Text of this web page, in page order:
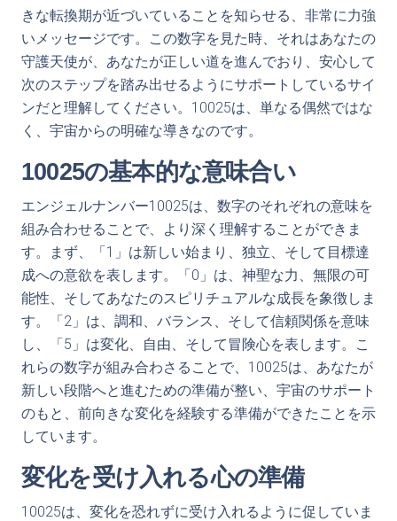
きな転換期が近づいていることを知らせる、非常に力強
いメッセージです。この数字を見た時、それはあなたの
守護天使が、あなたが正しい道を進んでおり、安心して
次のステップを踏み出せるようにサポートしているサイ
ンだと理解してください。10025は、単なる偶然ではな
く、宇宙からの明確な導きなのです。
10025の基本的な意味合い
エンジェルナンバー10025は、数字のそれぞれの意味を
組み合わせることで、より深く理解することができま
す。まず、「1」は新しい始まり、独立、そして目標達
成への意欲を表します。「0」は、神聖な力、無限の可
能性、そしてあなたのスピリチュアルな成長を象徴しま
す。「2」は、調和、バランス、そして信頼関係を意味
し、「5」は変化、自由、そして冒険心を表します。こ
れらの数字が組み合わさることで、10025は、あなたが
新しい段階へと進むための準備が整い、宇宙のサポート
のもと、前向きな変化を経験する準備ができたことを示
しています。
変化を受け入れる心の準備
10025は、変化を恐れずに受け入れるように促していま